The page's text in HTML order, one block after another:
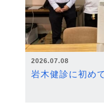
2026.07.08
岩木健診に初め